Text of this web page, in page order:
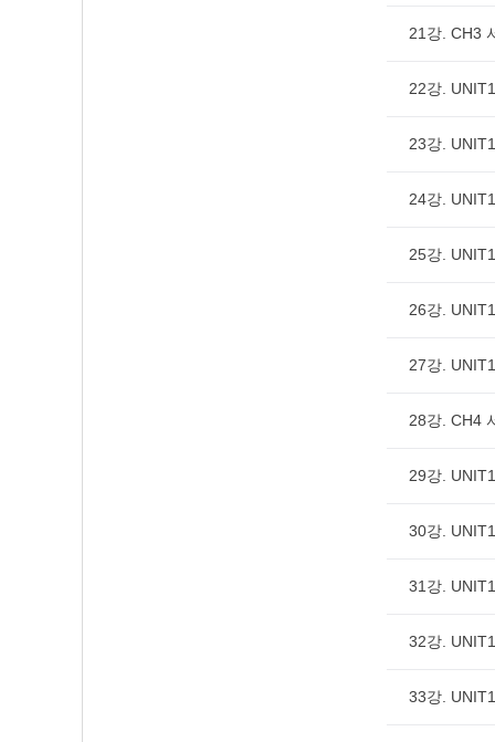
21강. CH3
22강.
23강.
24강.
25강.
26강.
27강.
28강. CH4
29강.
30강.
31강.
32강.
33강.